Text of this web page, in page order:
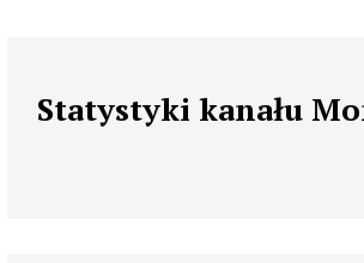
Statystyki kanału